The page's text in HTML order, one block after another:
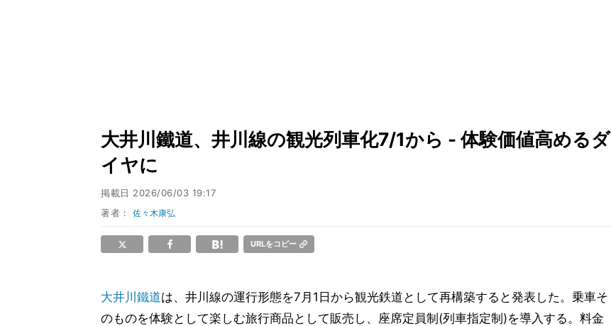
大井川鐵道、井川線の観光列車化7/1から - 体験価値高めるダ
イヤに
掲載日 2026/06/03 19:17
著者：佐々木康弘
URLをコピー
大井川鐵道は、井川線の運行形態を7月1日から観光鉄道として再構築すると発表した。乗車そ
のものを体験として楽しむ旅行商品として販売し、座席定員制(列車指定制)を導入する。料金